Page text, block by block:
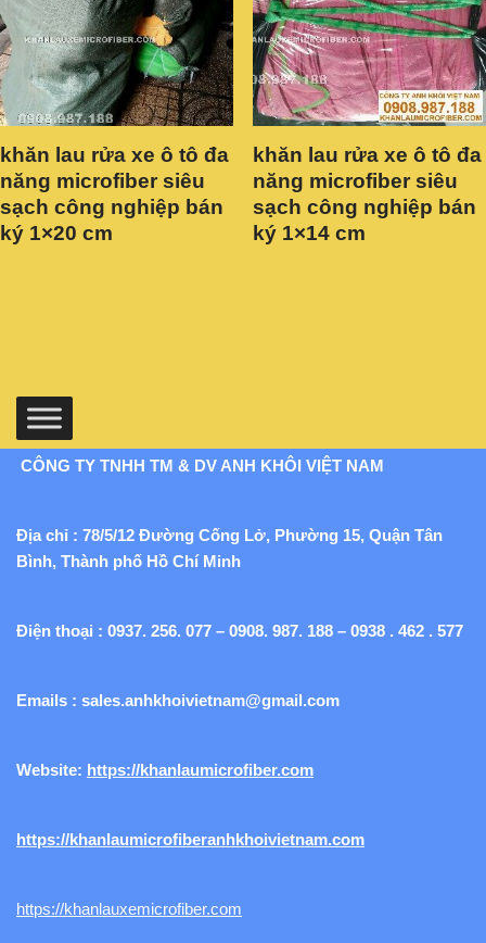
khăn lau rửa xe ô tô đa
năng microfiber siêu
sạch công nghiệp bán
ký 1×20 cm
khăn lau rửa xe ô tô đa
năng microfiber siêu
sạch công nghiệp bán
ký 1×14 cm
CÔNG TY TNHH TM & DV ANH KHÔI VIỆT NAM
Địa chỉ : 78/5/12 Đường Cống Lở, Phường 15, Quận Tân
Bình, Thành phố Hồ Chí Minh
Điện thoại : 0937. 256. 077 – 0908. 987. 188 – 0938 . 462 . 577
Emails : sales.anhkhoivietnam@gmail.com
Website: https://khanlaumicrofiber.com
https://khanlaumicrofiberanhkhoivietnam.com
https://khanlauxemicrofiber.com